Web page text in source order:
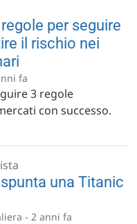
per seguire
il rischio nei
fa
3 regole
con successo.
una Titanic
- 2 anni fa